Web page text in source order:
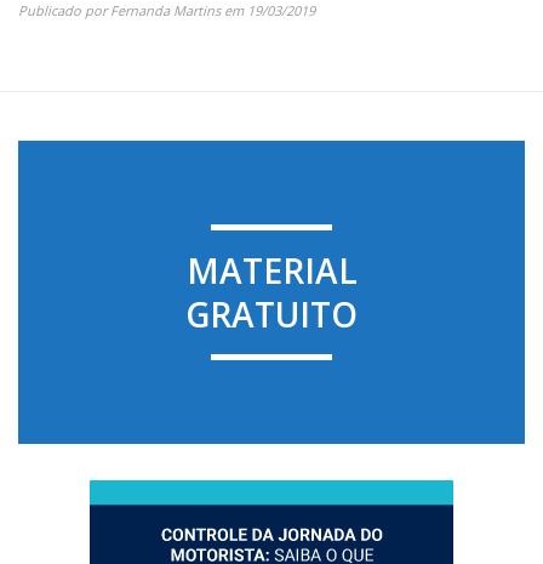
Publicado porFernanda Martinsem 19/03/2019
MATERIAL
GRATUITO